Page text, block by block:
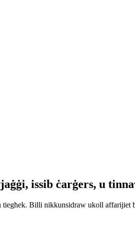
issib ċarġers, u
Billi nikkunsidraw ukoll